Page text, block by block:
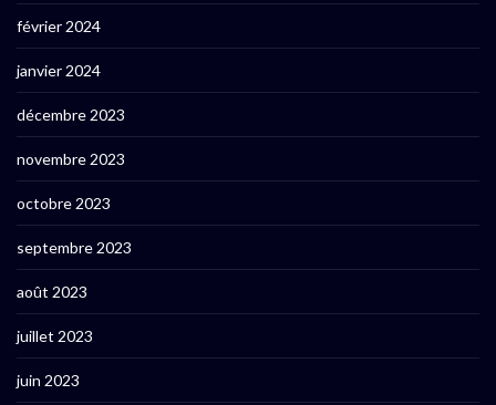
février 2024
janvier 2024
décembre 2023
novembre 2023
octobre 2023
septembre 2023
août 2023
juillet 2023
juin 2023